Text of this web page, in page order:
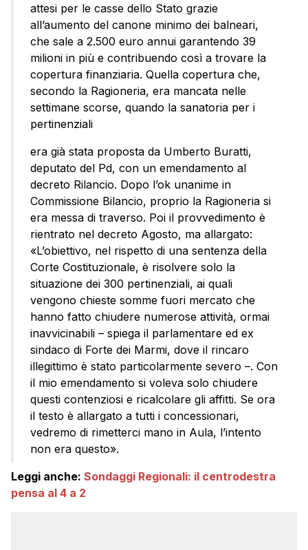
attesi per le casse dello Stato grazie
all’aumento del canone minimo dei balneari,
che sale a 2.500 euro annui garantendo 39
milioni in più e contribuendo così a trovare la
copertura finanziaria. Quella copertura che,
secondo la Ragioneria, era mancata nelle
settimane scorse, quando la sanatoria per i
pertinenziali
era già stata proposta da Umberto Buratti,
deputato del Pd, con un emendamento al
decreto Rilancio. Dopo l’ok unanime in
Commissione Bilancio, proprio la Ragioneria si
era messa di traverso. Poi il provvedimento è
rientrato nel decreto Agosto, ma allargato:
«L’obiettivo, nel rispetto di una sentenza della
Corte Costituzionale, è risolvere solo la
situazione dei 300 pertinenziali, ai quali
vengono chieste somme fuori mercato che
hanno fatto chiudere numerose attività, ormai
inavvicinabili – spiega il parlamentare ed ex
sindaco di Forte dei Marmi, dove il rincaro
illegittimo è stato particolarmente severo –. Con
il mio emendamento si voleva solo chiudere
questi contenziosi e ricalcolare gli affitti. Se ora
il testo è allargato a tutti i concessionari,
vedremo di rimetterci mano in Aula, l’intento
non era questo».
Leggi anche: Sondaggi Regionali: il centrodestra
pensa al 4 a 2